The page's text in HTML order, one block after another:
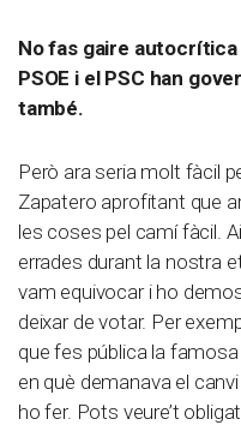
No fas gaire
PSOE i el PSC han
també.
Però ara seria molt fàcil
Zapatero aprofitant que
les coses pel camí fàcil.
errades durant la nostra
vam equivocar i ho
deixar de votar. Per
que fes pública la
en què demanava el
ho fer. Pots veure’t